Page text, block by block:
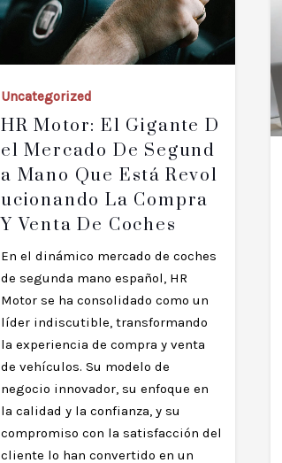
Uncategorized
HR Motor: El Gigante D
El Mercado De Segund
A Mano Que Está Revol
Ucionando La Compra
Y Venta De Coches
En el dinámico mercado de coches
de segunda mano español, HR
Motor se ha consolidado como un
líder indiscutible, transformando
la experiencia de compra y venta
de vehículos. Su modelo de
negocio innovador, su enfoque en
la calidad y la confianza, y su
compromiso con la satisfacción del
cliente lo han convertido en un